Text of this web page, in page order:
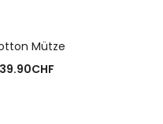
Mütze
39.90CHF